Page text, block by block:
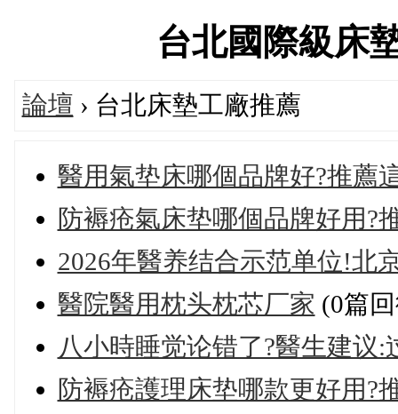
台北國際級床
論壇 › 台北床墊工廠推薦
醫用氣垫床哪個品牌好?推薦
防褥疮氣床垫哪個品牌好用?
2026年醫养结合示范单位!北
醫院醫用枕头枕芯厂家 (0篇
八小時睡觉论错了?醫生建议
防褥疮護理床垫哪款更好用?